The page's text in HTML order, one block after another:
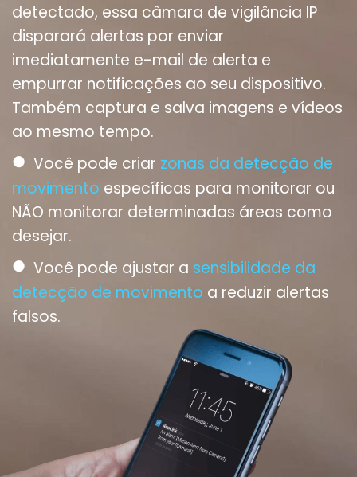
detectado, essa câmara de vigilância IP
disparará alertas por enviar
imediatamente e-mail de alerta e
empurrar notificações ao seu dispositivo.
Também captura e salva imagens e vídeos
ao mesmo tempo.
● Você pode criar zonas da detecção de
movimento específicas para monitorar ou
NÃO monitorar determinadas áreas como
desejar.
● Você pode ajustar a sensibilidade da
detecção de movimento a reduzir alertas
falsos.